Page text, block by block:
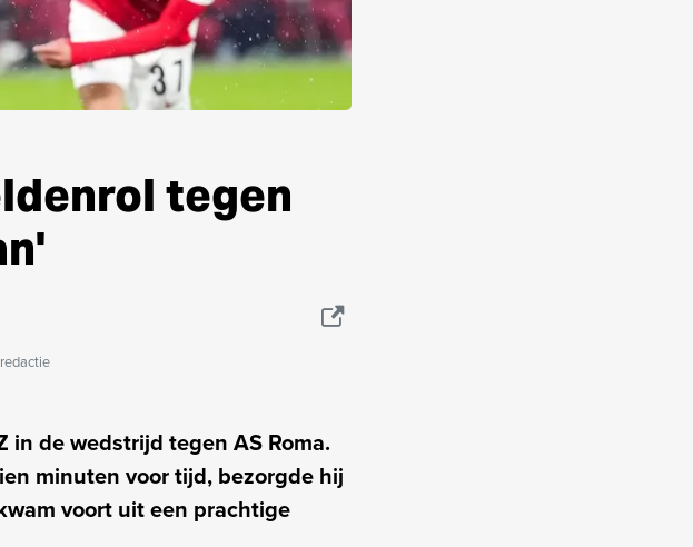
tegen
in de wedstrijd tegen AS Roma.
minuten voor tijd, bezorgde hij
voort uit een prachtige